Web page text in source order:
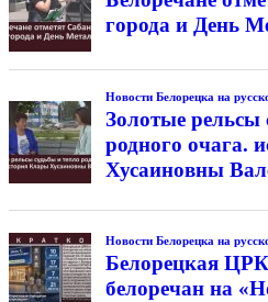
города и День
Новости Белорецка на
Золотые рельсы
родного очага.
Хусаиновны
Новости Белорецка на
Белорецкая
белоречан на